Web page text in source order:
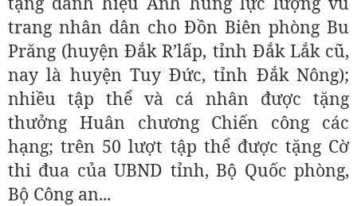
trang nhân dân cho Đồn Biên phòng Bu
Prăng (huyện Đắk R’lấp, tỉnh Đắk Lắk cũ,
nay là huyện Tuy Đức, tỉnh Đắk Nông);
nhiều tập thể và cá nhân được tặng
thưởng Huân chương Chiến công các
hạng; trên 50 lượt tập thể được tặng Cờ
thi đua của UBND tỉnh, Bộ Quốc phòng,
Bộ Công an...